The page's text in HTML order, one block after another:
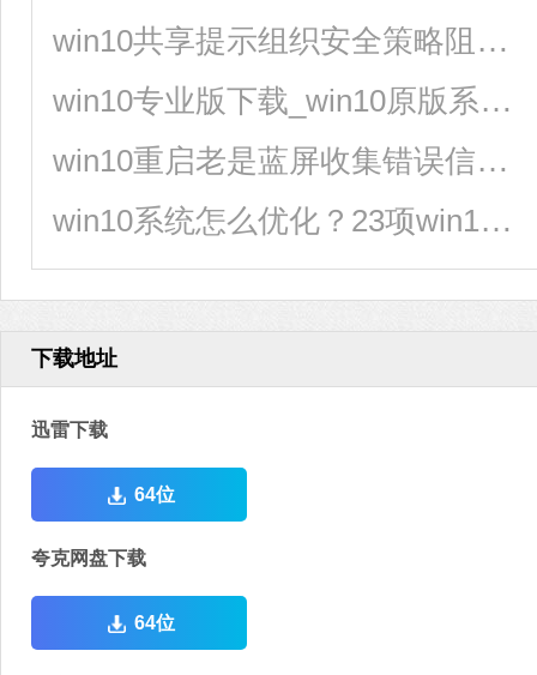
win10共享提示组织安全策略阻止怎么解决？
win10专业版下载_win10原版系统下载_微软msdn win10官方正式版下载
win10重启老是蓝屏收集错误信息怎么办？
win10系统怎么优化？23项win10优化设置让win10系统快速如飞！
下载地址
迅雷下载
64位
夸克网盘下载
64位